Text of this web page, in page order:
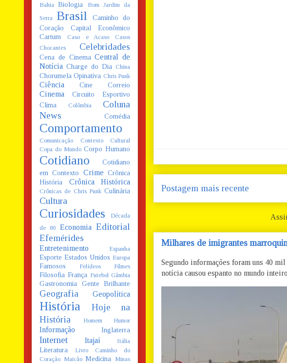
Postagem mais recente
Milhares de imigrantes
Segundo informações foram uns 40
notícia causou espanto no mundo
Bahia Biologia
Bom Jardim da
Serra
Brasil
Caminho do
Coração
Capital Econômico
Cartum
Caso e Acaso
Casos
Chocantes
Celebridades
Cena de Cinema Central de
Notícia Charge do Dia China
Chorumela Opinativa Chris Punk
Ciência Cine Correio
Cinema
Circuito Esportivo
Clima
Colômbia
Coluna
News
Comédia
Comportamento
Comunicação
Contexto Cultural
Copa do Mundo Corpo Humano
Cotidiano
Cotidiano
em Contexto
Crime Crônica
História
Crônica Histórica
Crônicas de Chris Punk Culinária
Cultura
Curiosidades
Década
de 80
Economia Editorial
Efemérides
Entretenimento Espanha
Esporte Estados Unidos Europa
Famosos Felídeos Filmes
Filosofia França Futebol Gâmbia
Gastronomia Gente Brilhante
Geografia Geopolítica
História
Hoje na
História
Homem Humor
Informação Inglaterra
Internet Itajaí Itália
Literatura
Livro Caminho do
Coração Maicão Medicina
Minas